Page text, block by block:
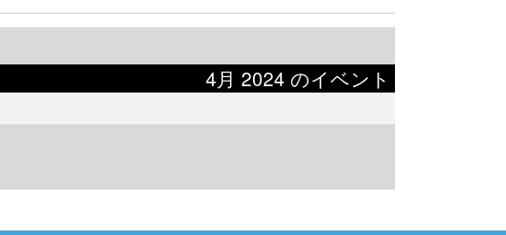
4月 2024 のイベント